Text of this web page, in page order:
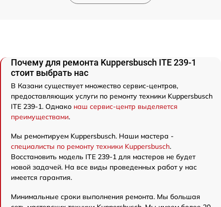
Почему для ремонта Kuppersbusch ITE 239-1
стоит выбрать нас
В Казани существует множество сервис-центров,
предоставляющих услуги по ремонту техники Kuppersbusch
ITE 239-1. Однако наш сервис-центр выделяется
преимуществами.
Мы ремонтируем Kuppersbusch. Наши мастера -
специалисты по ремонту техники Kuppersbusch.
Восстановить модель ITE 239-1 для мастеров не будет
новой задачей. На все виды проведенных работ у нас
имеется гарантия.
Минимальные сроки выполнения ремонта. Мы большая